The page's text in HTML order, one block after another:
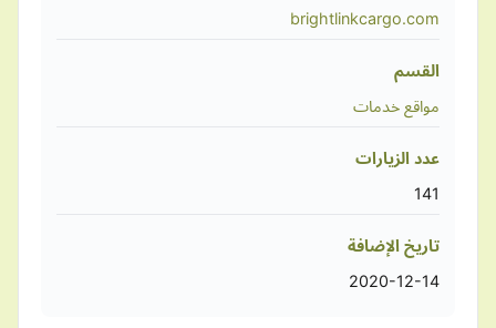
brightlinkcargo.com
القسم
مواقع خدمات
عدد الزيارات
141
تاريخ الإضافة
2020-12-14